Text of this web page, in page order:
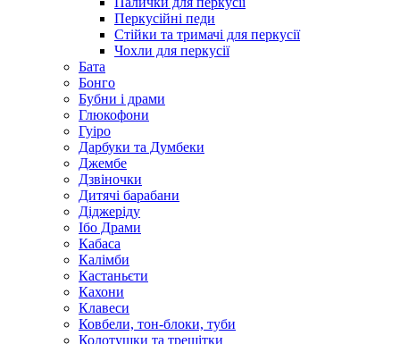
Перкусійні педи
Стійки та тримачі для перкусії
Чохли для перкусії
Бата
Бонго
Бубни і драми
Глюкофони
Гуіро
Дарбуки та Думбеки
Джембе
Дзвіночки
Дитячі барабани
Діджеріду
Ібо Драми
Кабаса
Калімби
Кастаньєти
Кахони
Клавеси
Ковбели, тон-блоки, туби
Колотушки та трещітки